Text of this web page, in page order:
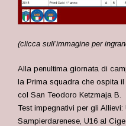
(clicca sull’immagine per
Alla penultima giornata di
la Prima squadra che ospita
col San Teodoro Ketzmaja B.
Test impegnativi per gli
Sampierdarenese, U16 al